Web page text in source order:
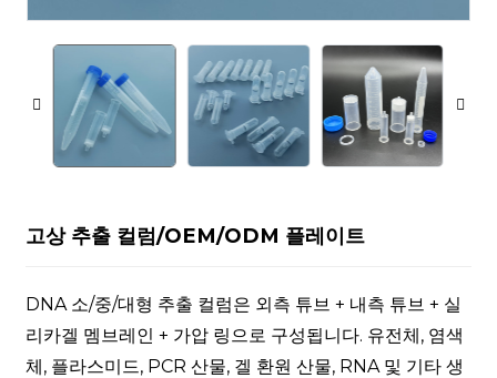
고상 추출 컬럼/OEM/ODM 플레이트
DNA 소/중/대형 추출 컬럼은 외측 튜브 + 내측 튜브 + 실
리카겔 멤브레인 + 가압 링으로 구성됩니다. 유전체, 염색
체, 플라스미드, PCR 산물, 겔 환원 산물, RNA 및 기타 생